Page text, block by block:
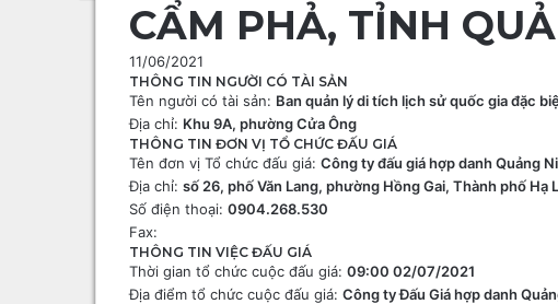
CẨM PHẢ, TỈNH
11/06/2021
F
a
c
e
k
C
h
i
a
u
a
E
THÔNG TIN NGƯỜI CÓ TÀI SẢN
Tên người có tài sản: Ban quản lý di tích lịch sử quốc gia đặc
Địa chỉ: Khu 9A, phường Cửa Ông
THÔNG TIN ĐƠN VỊ TỔ CHỨC ĐẤU GIÁ
Tên đơn vị Tổ chức đấu giá: Công ty đấu giá hợp danh Quảng
Địa chỉ: số 26, phố Văn Lang, phường Hồng Gai, Thành phố Hạ
Số điện thoại: 0904.268.530
Fax:
THÔNG TIN VIỆC ĐẤU GIÁ
Thời gian tổ chức cuộc đấu giá: 09:00 02/07/2021
Địa điểm tổ chức cuộc đấu giá: Công ty Đấu Giá hợp danh